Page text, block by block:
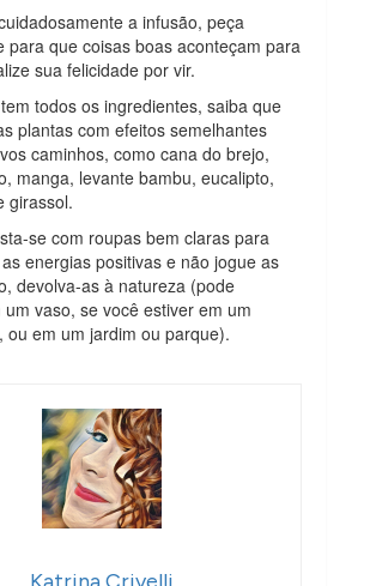
a infusão, peça
para que coisas boas aconteçam para
sua felicidade por vir.
todos os ingredientes, saiba que
plantas com efeitos semelhantes
caminhos, como cana do brejo,
manga, levante bambu, eucalipto,
girassol.
se com roupas bem claras para
energias positivas e não jogue as
devolva-as à natureza (pode
vaso, se você estiver em um
ou em um jardim ou parque).